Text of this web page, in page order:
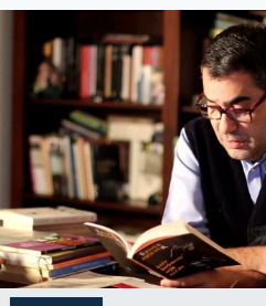
MAGAZİN
RÖPORTAJ
SAĞLIK
SARIYER HABERLERİ
SARIYER İMAR BARIŞI